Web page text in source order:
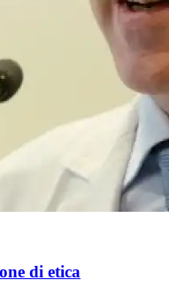
di etica